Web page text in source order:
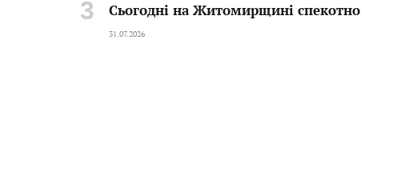
Сьогодні на Житомирщині спекотно
31.07.2026